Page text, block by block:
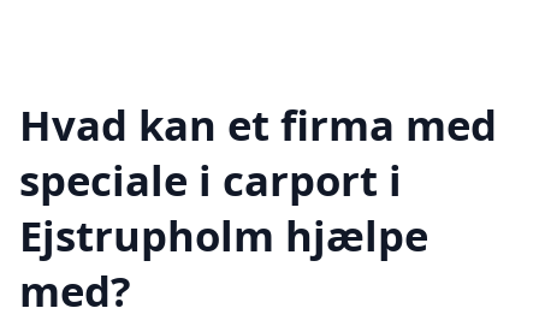
Hvad kan et firma med
speciale i carport i
Ejstrupholm hjælpe
med?